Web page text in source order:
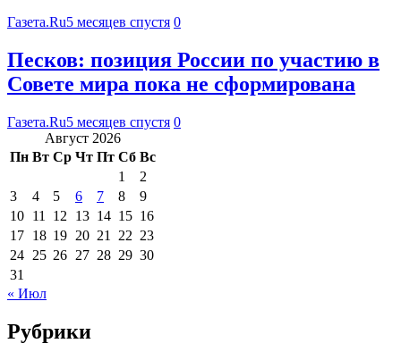
Газета.Ru5 месяцев спустя 0
Песков: позиция России по участию в
Совете мира пока не сформирована
Газета.Ru5 месяцев спустя 0
Август 2026
Пн Вт Ср Чт Пт Сб Вс
1
2
3
4 5 6 7 8
9
10 11 12 13 14 15 16
17 18 19 20 21 22 23
24 25 26 27 28 29 30
31
« Июл
Рубрики